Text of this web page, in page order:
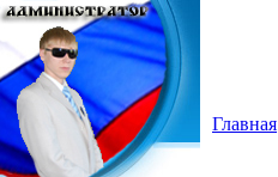
Главная